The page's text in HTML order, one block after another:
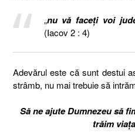
„nu vă faceţi voi
(Iacov 2 : 4)
Adevărul este că sunt destui
strâmb, nu mai trebuie să
Să ne ajute Dumnezeu să
trăim